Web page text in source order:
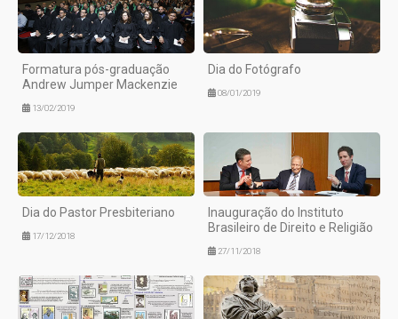
Formatura pós-graduação
Andrew Jumper Mackenzie
13/02/2019
Dia do Fotógrafo
08/01/2019
Dia do Pastor Presbiteriano
17/12/2018
Inauguração do Instituto
Brasileiro de Direito e Religião
27/11/2018